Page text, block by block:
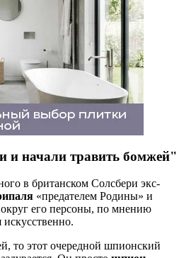
и начали травить бомжей"
в британском Солсбери экс-
«предателем Родины» и
его персоны, по мнению
искусственно.
то этот очередной шпионский